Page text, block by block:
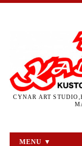
CYNAR ART
MENU ▼